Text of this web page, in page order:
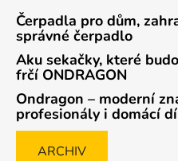
Čerpadla pro dům,
správné čerpadlo
Aku sekačky, které
frčí ONDRAGON
Ondragon – moderní
profesionály i domácí
ARCHIV